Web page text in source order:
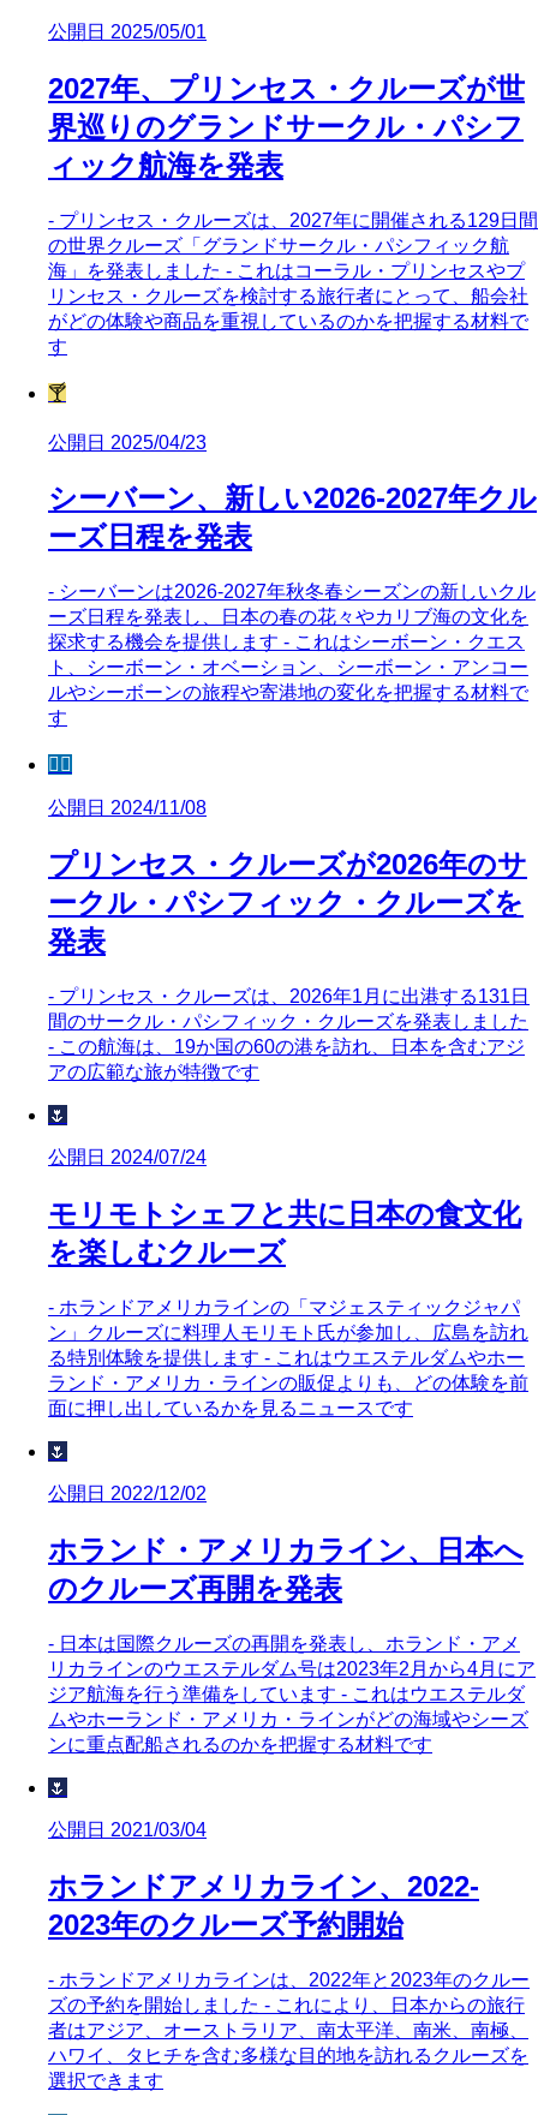
公開日 2025/05/01
2027年、プリンセス・クルーズが世
界巡りのグランドサークル・パシフ
ィック航海を発表
- プリンセス・クルーズは、2027年に開催される129日間
の世界クルーズ「グランドサークル・パシフィック航
海」を発表しました - これはコーラル・プリンセスやプ
リンセス・クルーズを検討する旅行者にとって、船会社
がどの体験や商品を重視しているのかを把握する材料で
す
🍸
公開日 2025/04/23
シーバーン、新しい2026-2027年クル
ーズ日程を発表
- シーバーンは2026-2027年秋冬春シーズンの新しいクル
ーズ日程を発表し、日本の春の花々やカリブ海の文化を
探求する機会を提供します - これはシーボーン・クエス
ト、シーボーン・オベーション、シーボーン・アンコー
ルやシーボーンの旅程や寄港地の変化を把握する材料で
す
🧜‍♀️
公開日 2024/11/08
プリンセス・クルーズが2026年のサ
ークル・パシフィック・クルーズを
発表
- プリンセス・クルーズは、2026年1月に出港する131日
間のサークル・パシフィック・クルーズを発表しました
- この航海は、19か国の60の港を訪れ、日本を含むアジ
アの広範な旅が特徴です
🌷
公開日 2024/07/24
モリモトシェフと共に日本の食文化
を楽しむクルーズ
- ホランドアメリカラインの「マジェスティックジャパ
ン」クルーズに料理人モリモト氏が参加し、広島を訪れ
る特別体験を提供します - これはウエステルダムやホー
ランド・アメリカ・ラインの販促よりも、どの体験を前
面に押し出しているかを見るニュースです
🌷
公開日 2022/12/02
ホランド・アメリカライン、日本へ
のクルーズ再開を発表
- 日本は国際クルーズの再開を発表し、ホランド・アメ
リカラインのウエステルダム号は2023年2月から4月にア
ジア航海を行う準備をしています - これはウエステルダ
ムやホーランド・アメリカ・ラインがどの海域やシーズ
ンに重点配船されるのかを把握する材料です
🌷
公開日 2021/03/04
ホランドアメリカライン、2022-
2023年のクルーズ予約開始
- ホランドアメリカラインは、2022年と2023年のクルー
ズの予約を開始しました - これにより、日本からの旅行
者はアジア、オーストラリア、南太平洋、南米、南極、
ハワイ、タヒチを含む多様な目的地を訪れるクルーズを
選択できます